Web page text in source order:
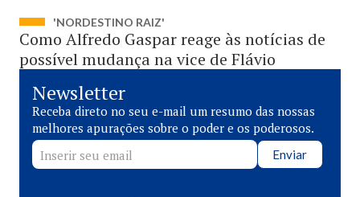
'NORDESTINO RAIZ'
Como Alfredo Gaspar reage às notícias de
possível mudança na vice de Flávio
Newsletter
Receba direto no seu e-mail um resumo das nossas
melhores apurações sobre o poder e os poderosos.
Enviar